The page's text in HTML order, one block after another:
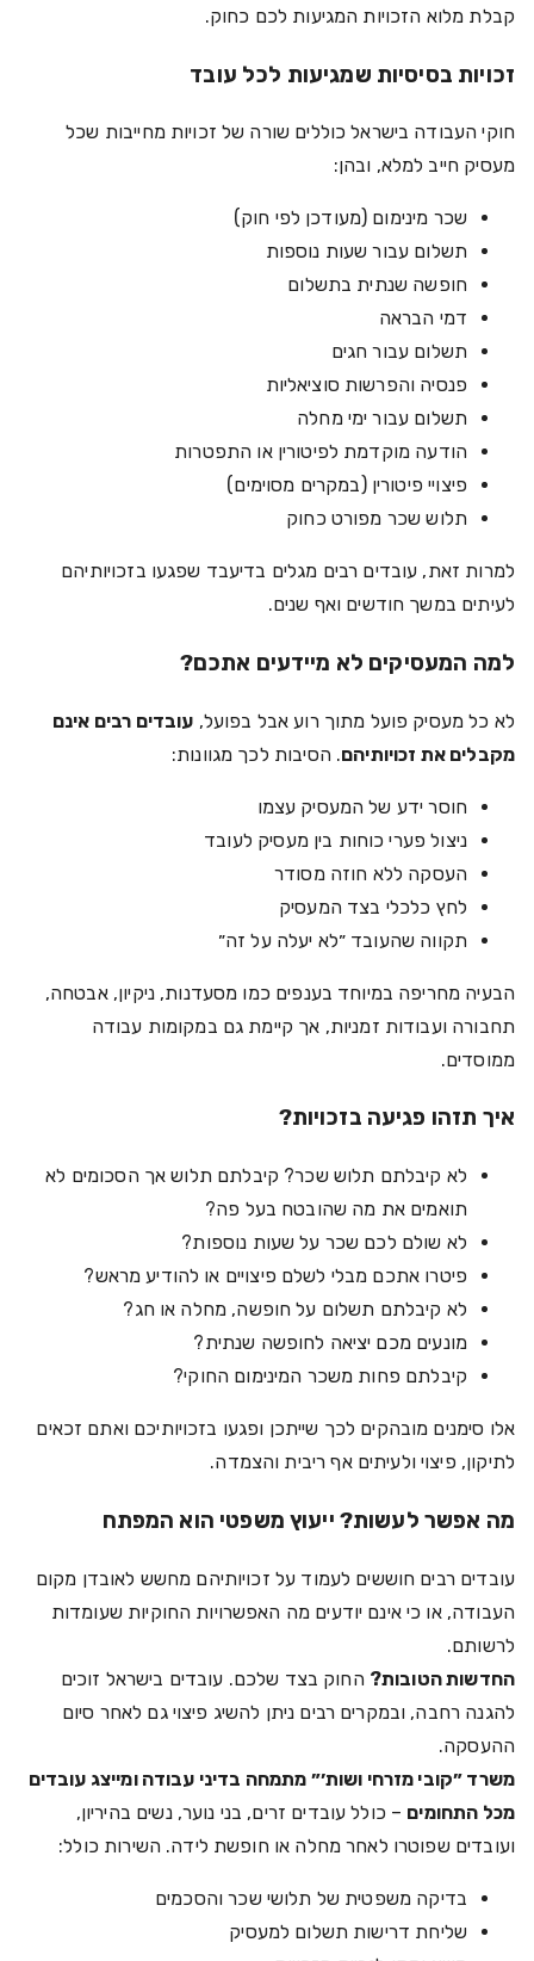
קבלת מלוא הזכויות המגיעות לכם כחוק.
זכויות בסיסיות שמגיעות לכל עובד
חוקי העבודה בישראל כוללים שורה של זכויות מחייבות שכל
מעסיק חייב למלא, ובהן:
שכר מינימום (מעודכן לפי חוק)
תשלום עבור שעות נוספות
חופשה שנתית בתשלום
דמי הבראה
תשלום עבור חגים
פנסיה והפרשות סוציאליות
תשלום עבור ימי מחלה
הודעה מוקדמת לפיטורין או התפטרות
פיצויי פיטורין (במקרים מסוימים)
תלוש שכר מפורט כחוק
למרות זאת, עובדים רבים מגלים בדיעבד שפגעו בזכויותיהם
לעיתים במשך חודשים ואף שנים.
למה המעסיקים לא מיידעים אתכם?
לא כל מעסיק פועל מתוך רוע אבל בפועל, עובדים רבים אינם
מקבלים את זכויותיהם. הסיבות לכך מגוונות:
חוסר ידע של המעסיק עצמו
ניצול פערי כוחות בין מעסיק לעובד
העסקה ללא חוזה מסודר
לחץ כלכלי בצד המעסיק
תקווה שהעובד ״לא יעלה על זה״
הבעיה מחריפה במיוחד בענפים כמו מסעדנות, ניקיון, אבטחה,
תחבורה ועבודות זמניות, אך קיימת גם במקומות עבודה
ממוסדים.
איך תזהו פגיעה בזכויות?
לא קיבלתם תלוש שכר? קיבלתם תלוש אך הסכומים לא
תואמים את מה שהובטח בעל פה?
לא שולם לכם שכר על שעות נוספות?
פיטרו אתכם מבלי לשלם פיצויים או להודיע מראש?
לא קיבלתם תשלום על חופשה, מחלה או חג?
מונעים מכם יציאה לחופשה שנתית?
קיבלתם פחות משכר המינימום החוקי?
אלו סימנים מובהקים לכך שייתכן ופגעו בזכויותיכם ואתם זכאים
לתיקון, פיצוי ולעיתים אף ריבית והצמדה.
מה אפשר לעשות? ייעוץ משפטי הוא המפתח
עובדים רבים חוששים לעמוד על זכויותיהם מחשש לאובדן מקום
העבודה, או כי אינם יודעים מה האפשרויות החוקיות שעומדות
לרשותם.
החדשות הטובות? החוק בצד שלכם. עובדים בישראל זוכים
להגנה רחבה, ובמקרים רבים ניתן להשיג פיצוי גם לאחר סיום
ההעסקה.
משרד ״קובי מזרחי ושות׳״ מתמחה בדיני עבודה ומייצג עובדים
מכל התחומים – כולל עובדים זרים, בני נוער, נשים בהיריון,
ועובדים שפוטרו לאחר מחלה או חופשת לידה. השירות כולל:
בדיקה משפטית של תלושי שכר והסכמים
שליחת דרישות תשלום למעסיק